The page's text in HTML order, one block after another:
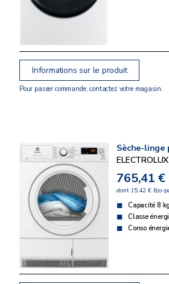
Informations sur le produit
Pour passer commande, contactez votre magasin.
Sèche-linge
765,41 €
dont 15,42 € Eco-
Capacité 8 kg
Classe
Conso